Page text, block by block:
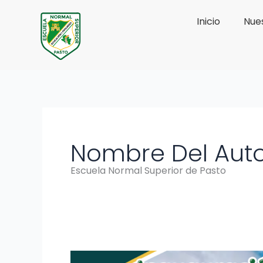
contenido
Inicio
Nombre Del
Escuela Normal Superior de Pasto